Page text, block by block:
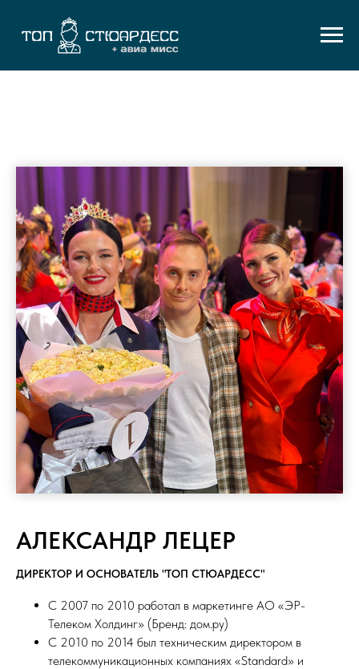
АЛЕКСАНДР ЛЕЦЕР
ДИРЕКТОР И ОСНОВАТЕЛЬ "ТОП СТЮАРДЕСС"
С 2007 по 2010 работал в маркетинге АО «ЭР-
Телеком Холдинг» (Бренд: дом.ру)
С 2010 по 2014 был техническим директором в
телекоммуникационных компаниях «Standard» и